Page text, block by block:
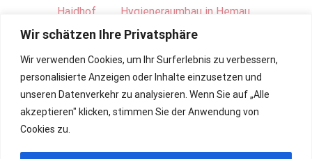
Wir schätzen Ihre Privatsphäre
Wir verwenden Cookies, um Ihr Surferlebnis zu verbessern,
personalisierte Anzeigen oder Inhalte einzusetzen und
unseren Datenverkehr zu analysieren. Wenn Sie auf „Alle
akzeptieren" klicken, stimmen Sie der Anwendung von
Cookies zu.
Haidhof
Hygieneraumbau in Hemau